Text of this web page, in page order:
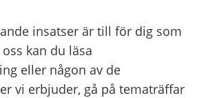
insatser är till för dig som
kan du läsa
eller någon av de
vi erbjuder, gå på tematräffar